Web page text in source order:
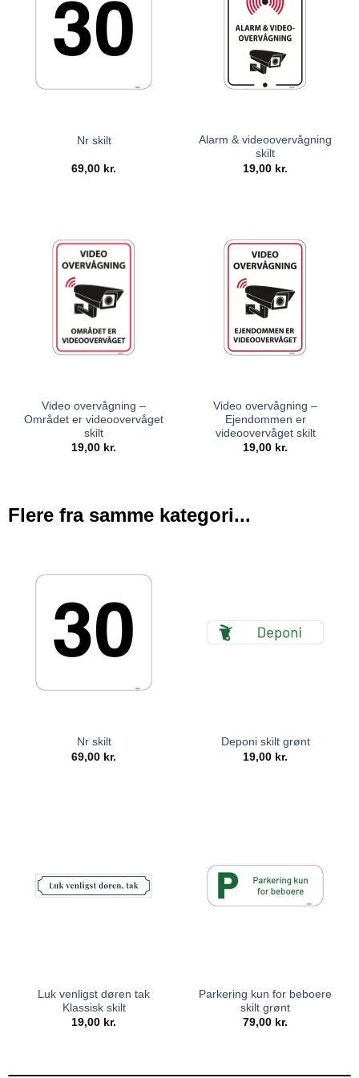
Nr skilt
69,00 kr.
Alarm & videoovervågning
skilt
19,00 kr.
Video overvågning –
Området er videoovervåget
skilt
19,00 kr.
Video overvågning –
Ejendommen er
videoovervåget skilt
19,00 kr.
Flere fra samme kategori...
Nr skilt
69,00 kr.
Deponi skilt grønt
19,00 kr.
Luk venligst døren tak
Klassisk skilt
19,00 kr.
Parkering kun for beboere
skilt grønt
79,00 kr.